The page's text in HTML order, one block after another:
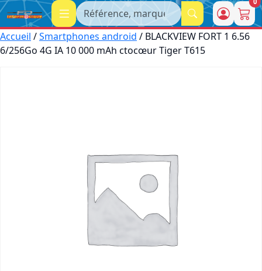
Recherche
Accueil /Smartphones android / BLACKVIEW FORT 1 6.56
6/256Go 4G IA 10 000 mAh ctocœur Tiger T615